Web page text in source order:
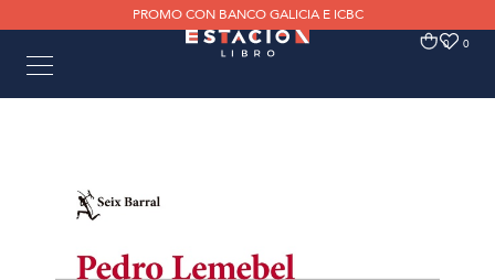
PROMO CON BANCO GALICIA E ICBC
0 0